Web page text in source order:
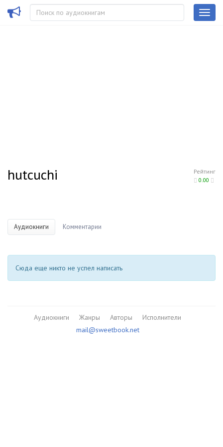
Рейтинг
0.00
hutcuchi
Аудиокниги Комментарии
Сюда еще никто не успел написать
Аудиокниги Жанры Авторы
Исполнители
mail@sweetbook.net